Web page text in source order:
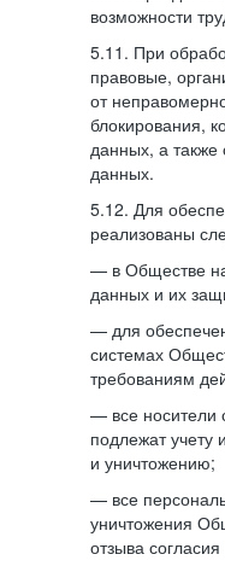
возможности
5.11. При
правовые,
от
блокирования,
данных, а
данных.
5.12. Для
реализованы
— в Обществе
данных и их
— для
системах
требованиям
— все носители
подлежат учету
и уничтожению;
— все
уничтожения
отзыва